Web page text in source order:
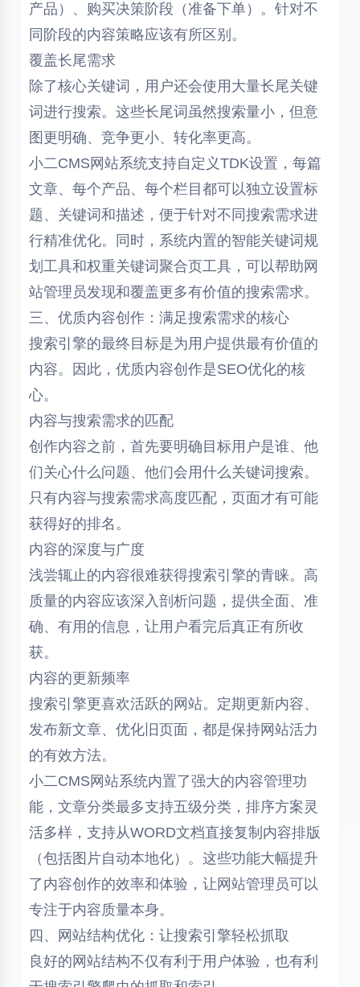
产品）、购买决策阶段（准备下单）。针对不
同阶段的内容策略应该有所区别。
覆盖长尾需求
除了核心关键词，用户还会使用大量长尾关键
词进行搜索。这些长尾词虽然搜索量小，但意
图更明确、竞争更小、转化率更高。
小二CMS网站系统支持自定义TDK设置，每篇
文章、每个产品、每个栏目都可以独立设置标
题、关键词和描述，便于针对不同搜索需求进
行精准优化。同时，系统内置的智能关键词规
划工具和权重关键词聚合页工具，可以帮助网
站管理员发现和覆盖更多有价值的搜索需求。
三、优质内容创作：满足搜索需求的核心
搜索引擎的最终目标是为用户提供最有价值的
内容。因此，优质内容创作是SEO优化的核
心。
内容与搜索需求的匹配
创作内容之前，首先要明确目标用户是谁、他
们关心什么问题、他们会用什么关键词搜索。
只有内容与搜索需求高度匹配，页面才有可能
获得好的排名。
内容的深度与广度
浅尝辄止的内容很难获得搜索引擎的青睐。高
质量的内容应该深入剖析问题，提供全面、准
确、有用的信息，让用户看完后真正有所收
获。
内容的更新频率
搜索引擎更喜欢活跃的网站。定期更新内容、
发布新文章、优化旧页面，都是保持网站活力
的有效方法。
小二CMS网站系统内置了强大的内容管理功
能，文章分类最多支持五级分类，排序方案灵
活多样，支持从WORD文档直接复制内容排版
（包括图片自动本地化）。这些功能大幅提升
了内容创作的效率和体验，让网站管理员可以
专注于内容质量本身。
四、网站结构优化：让搜索引擎轻松抓取
良好的网站结构不仅有利于用户体验，也有利